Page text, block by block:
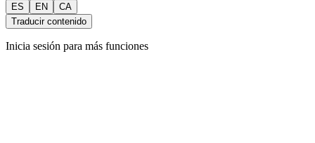
ES EN
CA
Traducir contenido
Inicia sesión para más funciones